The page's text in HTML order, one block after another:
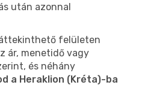
után azonnal
felületen
ár, menetidő vagy
és néhány
a Heraklion (Kréta)-ba